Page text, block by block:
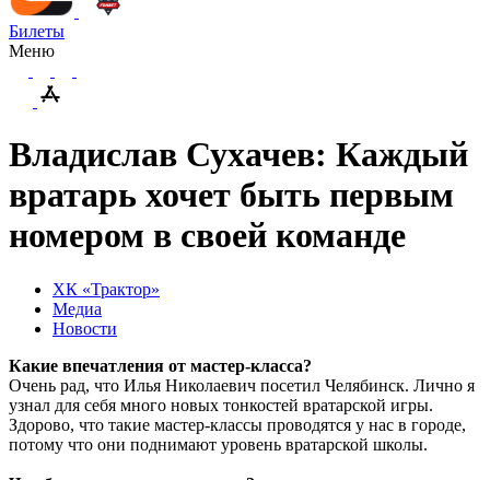
Билеты
Меню
Владислав Сухачев: Каждый
вратарь хочет быть первым
номером в своей команде
ХК «Трактор»
Медиа
Новости
Какие впечатления от мастер-класса?
Очень рад, что Илья Николаевич посетил Челябинск. Лично я
узнал для себя много новых тонкостей вратарской игры.
Здорово, что такие мастер-классы проводятся у нас в городе,
потому что они поднимают уровень вратарской школы.